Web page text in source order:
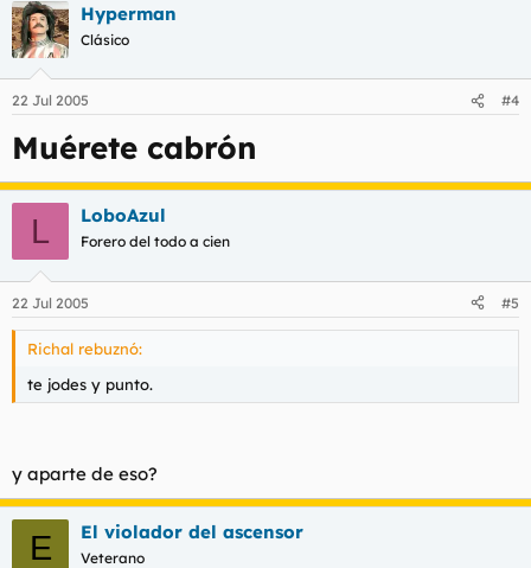
Hyperman
Clásico
22 Jul 2005 #4
Muérete cabrón
L LoboAzul
Forero del todo a cien
22 Jul 2005 #5
Richal rebuznó:
te jodes y punto.
y aparte de eso?
E El violador del ascensor
Veterano